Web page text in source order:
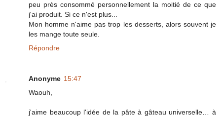
peu près consommé personnellement la moitié de ce que
j'ai produit. Si ce n'est plus...
Mon homme n'aime pas trop les desserts, alors souvent je
les mange toute seule.
Répondre
Anonyme 15:47
Waouh,
j'aime beaucoup l'idée de la pâte à gâteau universelle… à